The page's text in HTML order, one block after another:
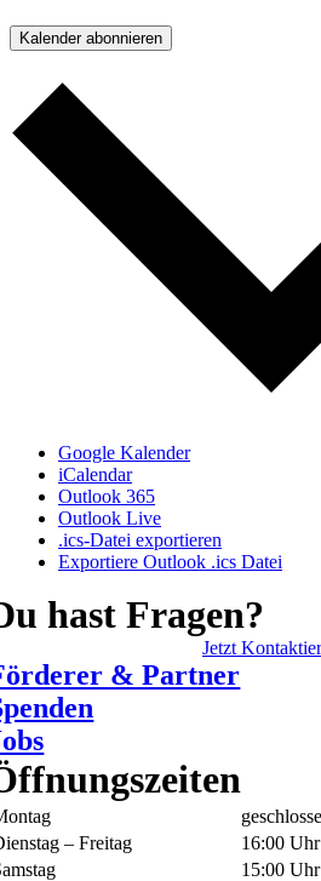
Kalender abonnieren
Google Kalender
iCalendar
Outlook 365
Outlook Live
.ics-Datei exportieren
Exportiere Outlook .ics Datei
hast Fragen?
Jetzt
& Partner
– Freitag
16:00
15:00